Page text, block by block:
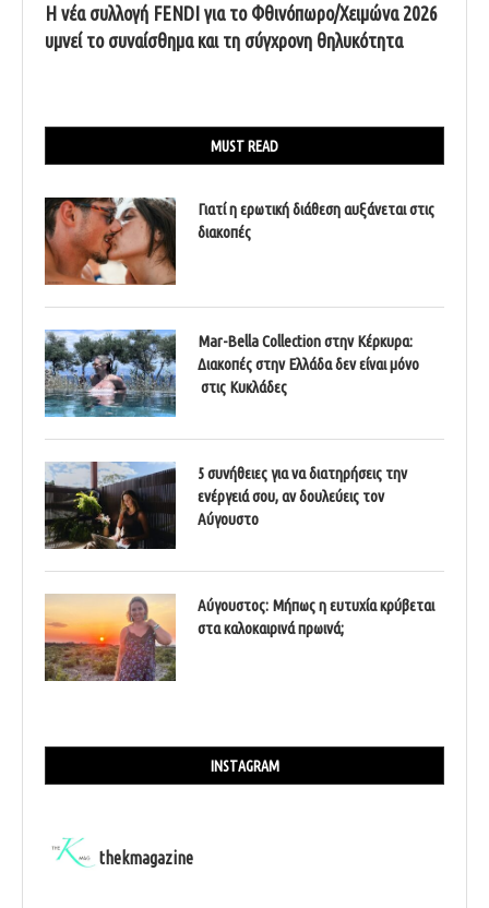
Η νέα συλλογή FENDI για το Φθινόπωρο/Χειμώνα 2026
υμνεί το συναίσθημα και τη σύγχρονη θηλυκότητα
MUST READ
Γιατί η ερωτική διάθεση αυξάνεται στις
διακοπές
Mar-Bella Collection στην Κέρκυρα:
Διακοπές στην Ελλάδα δεν είναι μόνο
στις Κυκλάδες
5 συνήθειες για να διατηρήσεις την
ενέργειά σου, αν δουλεύεις τον
Αύγουστο
Αύγουστος: Μήπως η ευτυχία κρύβεται
στα καλοκαιρινά πρωινά;
INSTAGRAM
thekmagazine